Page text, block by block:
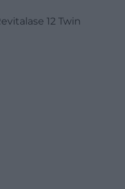
12 Twin